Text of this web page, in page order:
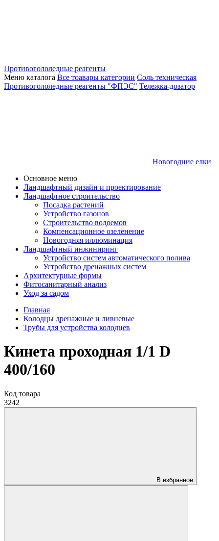
Противогололедные реагенты
Меню каталога Все тоавары категории Соль техническая
Противогололедные реагенты "ФПЭС" Тележка-дозатор
Новогодние елки
Основное меню
Ландшафтный дизайн и проектирование
Ландшафтное строительство
Посадка растений
Устройство газонов
Строительство водоемов
Компенсационное озеленение
Новогодняя иллюминация
Ландшафтный инжиниринг
Устройство систем автоматического полива
Устройство дренажных систем
Aрхитектурные формы
Фитосанитарный анализ
Уход за садом
Главная
Колодцы дренажные и ливневые
Трубы для устройства колодцев
Кинета проходная 1/1 D
400/160
Код товара
3242
В избранное